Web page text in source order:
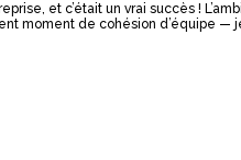
et c’était un vrai succès !
moment de cohésion d’équipe —